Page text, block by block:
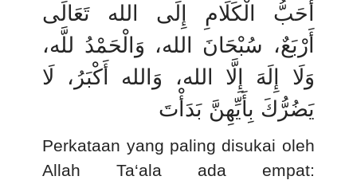
أَحَبُّ الْكَلَامِ إِلَى الله تَعَالَى
أَرْبَعٌ، سُبْحَانَ الله، وَالْحَمْدُ للَّه،
وَلَا إِلَهَ إِلَّا الله، وَالله أَكْبَرُ، لَا
يَضُرُّكَ بِأَيِّهِنَّ بَدَأْتَ
Perkataan yang paling disukai oleh
Allah Ta‘ala ada empat: